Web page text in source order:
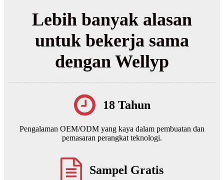
Lebih banyak alasan
untuk bekerja sama
dengan Wellyp
18 Tahun
Pengalaman OEM/ODM yang kaya dalam pembuatan dan
pemasaran perangkat teknologi.
Sampel Gratis